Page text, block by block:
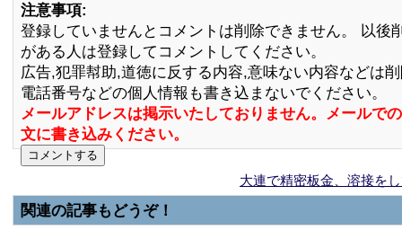
注意事項:
登録していませんとコメントは削除できません。 以後
がある人は登録してコメントしてください。
広告,犯罪幇助,道徳に反する内容,意味ない内容などは
電話番号などの個人情報も書き込まないでください。
メールアドレスは掲示いたしておりません。メールで
文に書き込みください。
大連で精密板金、溶接を
関連の記事もどうぞ！